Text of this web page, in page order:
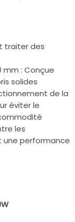
traiter des
mm : Conçue
solides
de la
éviter le
les
une performance